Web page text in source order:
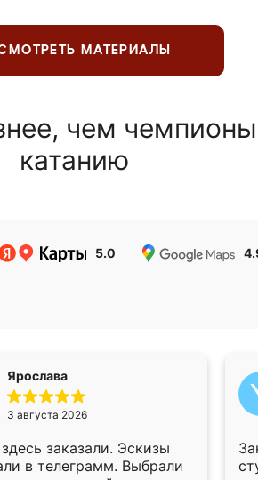
МАТЕРИАЛЫ
чем
катанию
5.0
Ярослава
3 августа 2026
заказали. Эскизы
в телеграмм. Выбрали